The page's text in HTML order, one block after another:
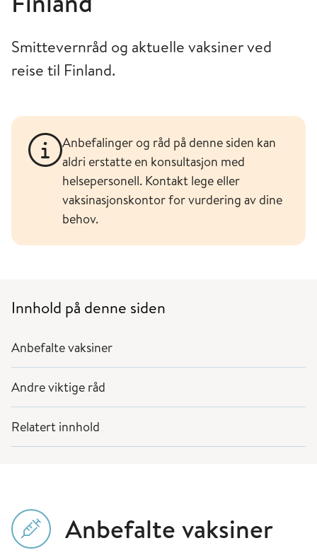
Smittevernråd og aktuelle vaksiner ved
reise til Finland.
Anbefalinger og råd på denne siden kan
aldri erstatte en konsultasjon med
helsepersonell. Kontakt lege eller
vaksinasjonskontor for vurdering av dine
behov.
Innhold på denne siden
Anbefalte vaksiner
Andre viktige råd
Relatert innhold
Anbefalte vaksiner